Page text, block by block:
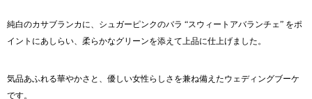
純白のカサブランカに、シュガーピンクのバラ “スウィートアバランチェ” をポ
イントにあしらい、柔らかなグリーンを添えて上品に仕上げました。
気品あふれる華やかさと、優しい女性らしさを兼ね備えたウェディングブーケ
です。